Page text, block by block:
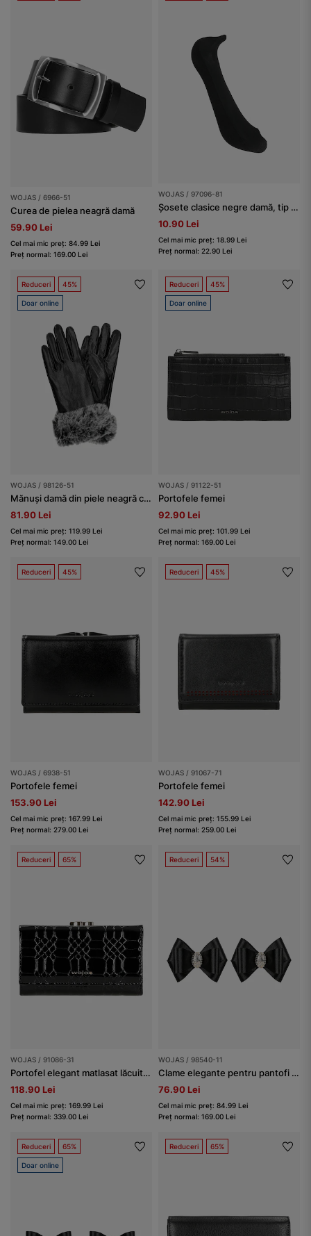
WOJAS / 6966-51
Curea de pielea neagră damă
59.90 Lei
Cel mai mic preț: 84.99 Lei
Preț normal: 169.00 Lei
WOJAS / 97096-81
Șosete clasice negre damă, tip gleznă
10.90 Lei
Cel mai mic preț: 18.99 Lei
Preț normal: 22.90 Lei
Reduceri 45%
Doar online
WOJAS / 98126-51
Mănuși damă din piele neagră cu blăniță
81.90 Lei
Cel mai mic preț: 119.99 Lei
Preț normal: 149.00 Lei
Reduceri 45%
Doar online
WOJAS / 91122-51
Portofele femei
92.90 Lei
Cel mai mic preț: 101.99 Lei
Preț normal: 169.00 Lei
Reduceri 45%
WOJAS / 6938-51
Portofele femei
153.90 Lei
Cel mai mic preț: 167.99 Lei
Preț normal: 279.00 Lei
Reduceri 45%
WOJAS / 91067-71
Portofele femei
142.90 Lei
Cel mai mic preț: 155.99 Lei
Preț normal: 259.00 Lei
Reduceri 65%
WOJAS / 91086-31
Portofel elegant matlasat lăcuit damă
118.90 Lei
Cel mai mic preț: 169.99 Lei
Preț normal: 339.00 Lei
Reduceri 54%
WOJAS / 98540-11
Clame elegante pentru pantofi cu fundă neagră
76.90 Lei
Cel mai mic preț: 84.99 Lei
Preț normal: 169.00 Lei
Reduceri 65%
Doar online
Reduceri 65%